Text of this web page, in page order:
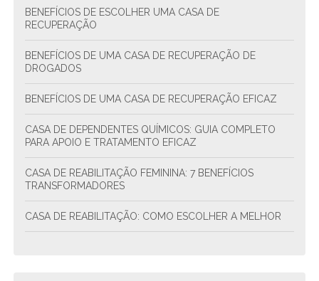
BENEFÍCIOS DE ESCOLHER UMA CASA DE
RECUPERAÇÃO
BENEFÍCIOS DE UMA CASA DE RECUPERAÇÃO DE
DROGADOS
BENEFÍCIOS DE UMA CASA DE RECUPERAÇÃO EFICAZ
CASA DE DEPENDENTES QUÍMICOS: GUIA COMPLETO
PARA APOIO E TRATAMENTO EFICAZ
CASA DE REABILITAÇÃO FEMININA: 7 BENEFÍCIOS
TRANSFORMADORES
CASA DE REABILITAÇÃO: COMO ESCOLHER A MELHOR